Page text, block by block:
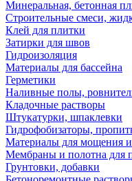
Минеральная, бетонная
Строительные смеси,
Клей для плитки
Затирки для швов
Гидроизоляция
Материалы для бассейна
Герметики
Наливные полы,
Кладочные растворы
Штукатурки, шпаклевки
Гидрофобизаторы,
Материалы для мощения
Мембраны и полотна для
Грунтовки, добавки